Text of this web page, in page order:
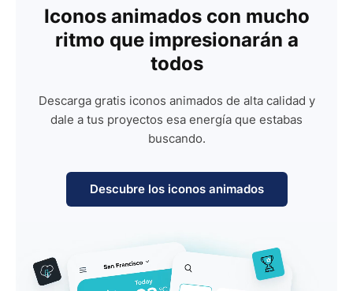
Iconos animados con mucho
ritmo que impresionarán a
todos
Descarga gratis iconos animados de alta calidad y
dale a tus proyectos esa energía que estabas
buscando.
Descubre los iconos animados